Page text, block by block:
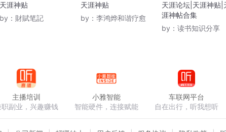
天涯神贴
by： 財賦笔記
天涯神贴
by： 李鸿烨和谐疗愈
天涯论坛|天涯神贴|
涯神帖合集
by： 读书知识分享
主播培训
职副业，兴趣赚钱
小雅智能
智能硬件，连接赋能
车联网平台
自在出行，听我想听